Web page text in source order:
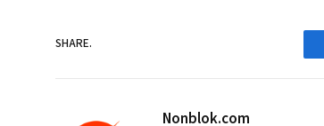
SHARE.
Nonblok.com